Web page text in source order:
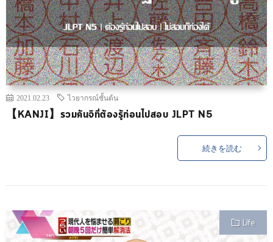
2021.02.23 ไวยากรณ์ชั้นต้น
【KANJI】รวมคันจิที่ต้องรู้ก่อนไปสอบ JLPT N5
続きを読む
Life